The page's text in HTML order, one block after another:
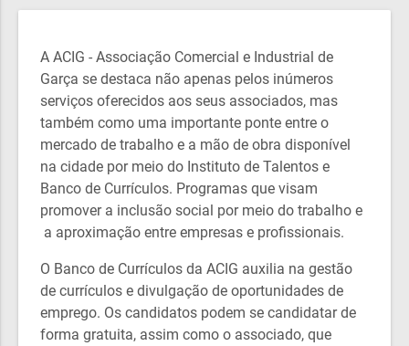
A ACIG - Associação Comercial e Industrial de
Garça se destaca não apenas pelos inúmeros
serviços oferecidos aos seus associados, mas
também como uma importante ponte entre o
mercado de trabalho e a mão de obra disponível
na cidade por meio do Instituto de Talentos e
Banco de Currículos. Programas que visam
promover a inclusão social por meio do trabalho e
a aproximação entre empresas e profissionais.
O Banco de Currículos da ACIG auxilia na gestão
de currículos e divulgação de oportunidades de
emprego. Os candidatos podem se candidatar de
forma gratuita, assim como o associado, que